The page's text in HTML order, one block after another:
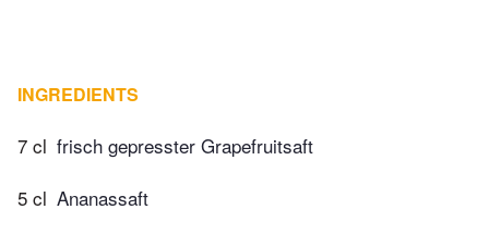
INGREDIENTS
7 cl frisch gepresster Grapefruitsaft
5 cl Ananassaft